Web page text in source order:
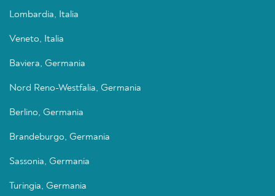
Lombardia, Italia
Veneto, Italia
Baviera, Germania
Nord Reno-Westfalia, Germania
Berlino, Germania
Brandeburgo, Germania
Sassonia, Germania
Turingia, Germania